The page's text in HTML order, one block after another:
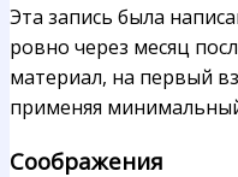
Эта запись была
ровно через месяц
материал, на первый
применяя
Соображения